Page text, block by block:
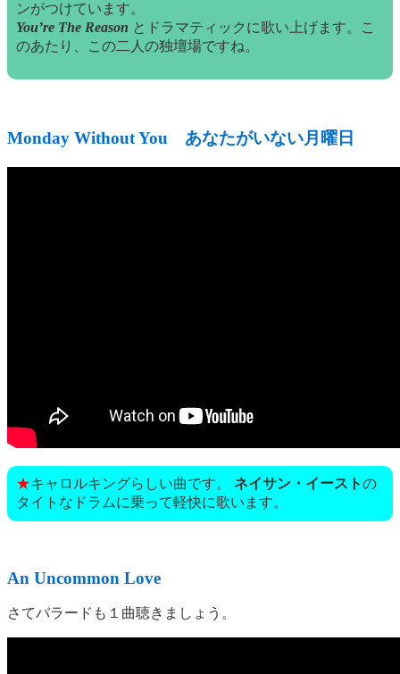
ンがつけています。
You’re The Reason とドラマティックに歌い上げます。こ
のあたり、この二人の独壇場ですね。
Monday Without You あなたがいない月曜日
★キャロルキングらしい曲です。 ネイサン・イーストの
タイトなドラムに乗って軽快に歌います。
An Uncommon Love
さてバラードも１曲聴きましょう。